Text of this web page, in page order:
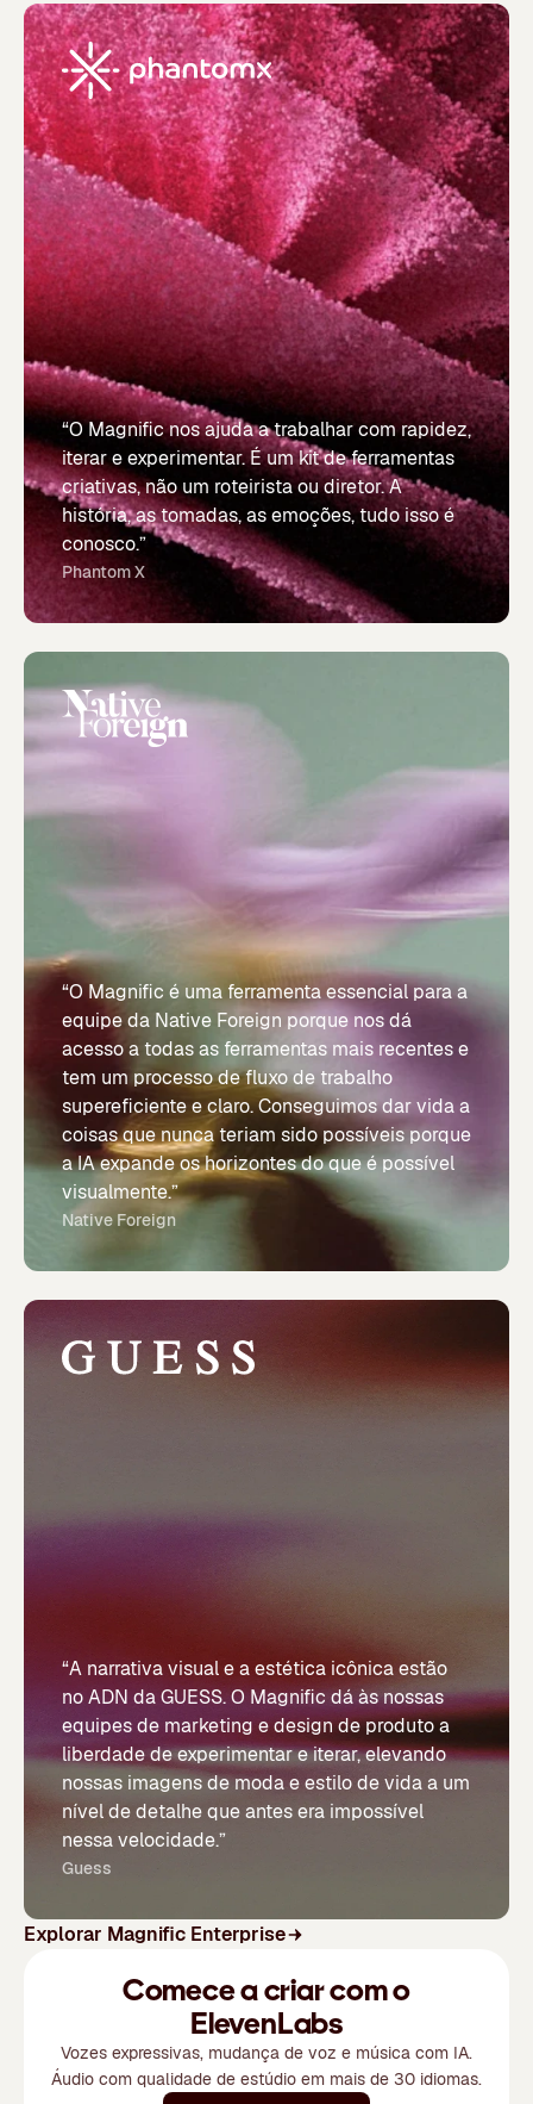
“O Magnific nos ajuda a trabalhar com rapidez,
iterar e experimentar. É um kit de ferramentas
criativas, não um roteirista ou diretor. A
história, as tomadas, as emoções, tudo isso é
conosco.”
Phantom X
“O Magnific é uma ferramenta essencial para a
equipe da Native Foreign porque nos dá
acesso a todas as ferramentas mais recentes e
tem um processo de fluxo de trabalho
supereficiente e claro. Conseguimos dar vida a
coisas que nunca teriam sido possíveis porque
a IA expande os horizontes do que é possível
visualmente.”
Native Foreign
“A narrativa visual e a estética icônica estão
no ADN da GUESS. O Magnific dá às nossas
equipes de marketing e design de produto a
liberdade de experimentar e iterar, elevando
nossas imagens de moda e estilo de vida a um
nível de detalhe que antes era impossível
nessa velocidade.”
Guess
Explorar Magnific Enterprise
Comece a criar com o
ElevenLabs
Vozes expressivas, mudança de voz e música com IA.
Áudio com qualidade de estúdio em mais de 30 idiomas.